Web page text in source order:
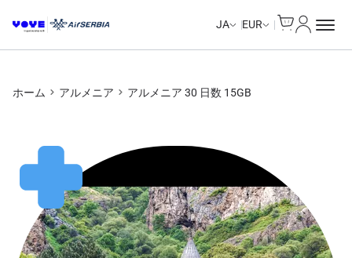
JA EUR
ホーム アルメニア アルメニア 30 日数 15GB